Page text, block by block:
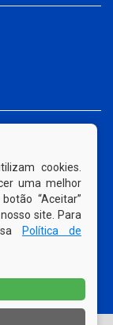
cookies.
uma melhor
“Aceitar”
site. Para
Política de